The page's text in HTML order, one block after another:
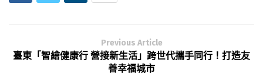
Previous Article
臺東「智繪健康行 營接新生活」跨世代攜手同行！打造友
善幸福城市